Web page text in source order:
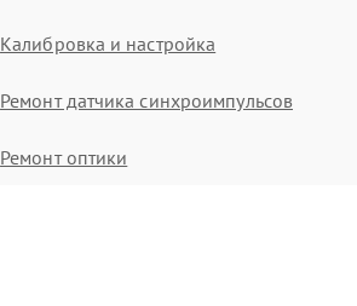
Калибровка и настройка
Ремонт датчика синхроимпульсов
Ремонт оптики